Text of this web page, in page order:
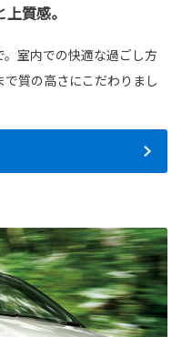
質感。
室内での快適な過ごし方
質の高さにこだわりまし